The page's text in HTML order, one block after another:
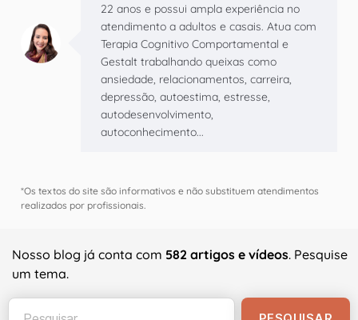
22 anos e possui ampla experiência no
atendimento a adultos e casais. Atua com
Terapia Cognitivo Comportamental e
Gestalt trabalhando queixas como
ansiedade, relacionamentos, carreira,
depressão, autoestima, estresse,
autodesenvolvimento,
autoconhecimento...
*Os textos do site são informativos e não substituem atendimentos
realizados por profissionais.
Nosso blog já conta com 582 artigos e vídeos. Pesquise
um tema.